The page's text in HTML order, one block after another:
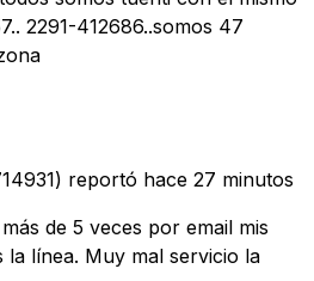
2291-412686..somos 47
reportó hace 27 minutos
de 5 veces por email mis
la línea. Muy mal servicio la